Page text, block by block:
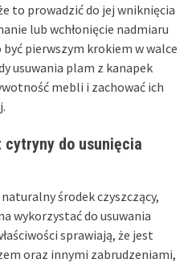
to prowadzić do jej wniknięcia
lub wchłonięcie nadmiaru
pierwszym krokiem w walce
usuwania plam z kanapek
mebli i zachować ich
do usunięcia
środek czyszczący,
wykorzystać do usuwania
sprawiają, że jest
oraz innymi zabrudzeniami,